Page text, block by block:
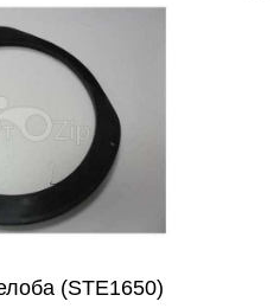
(STE1650)